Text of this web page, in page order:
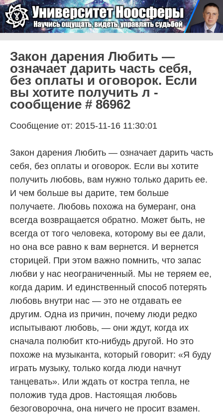
Университет Ноосферы
Закон дарения Любить —
означает дарить часть себя,
без оплаты и оговорок. Если
вы хотите получить л -
сообщение # 86962
Сообщение от: 2015-11-16 11:30:01
Закон дарения Любить — означает дарить часть
себя, без оплаты и оговорок. Если вы хотите
получить любовь, вам нужно только дарить ее.
И чем больше вы дарите, тем больше
получаете. Любовь похожа на бумеранг, она
всегда возвращается обратно. Может быть, не
всегда от того человека, которому вы ее дали,
но она все равно к вам вернется. И вернется
сторицей. При этом важно помнить, что запас
любви у нас неограниченный. Мы не теряем ее,
когда дарим. И единственный способ потерять
любовь внутри нас — это не отдавать ее
другим. Одна из причин, почему люди редко
испытывают любовь, — они ждут, когда их
сначала полюбит кто-нибудь другой. Но это
похоже на музыканта, который говорит: «Я буду
играть музыку, только когда люди начнут
танцевать». Или ждать от костра тепла, не
положив туда дров. Настоящая любовь
безоговорочна, она ничего не просит взамен.